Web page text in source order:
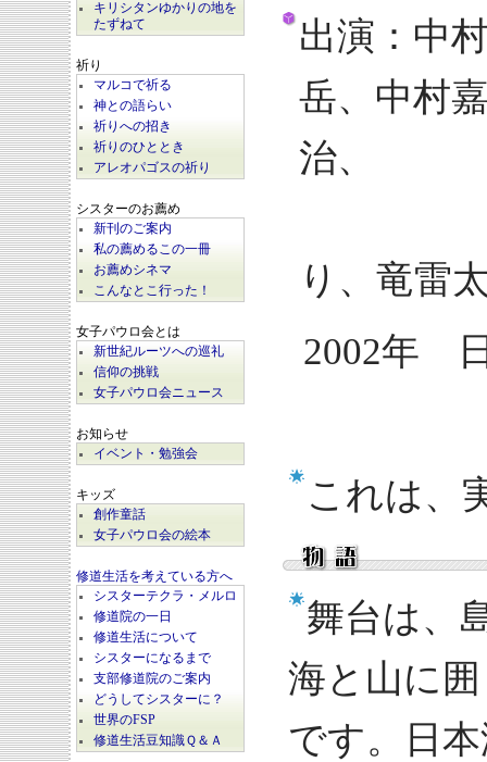
キリシタンゆかりの地を
たずねて
祈り
マルコで祈る
神との語らい
祈りへの招き
祈りのひととき
アレオパゴスの祈り
シスターのお薦め
新刊のご案内
私の薦めるこの一冊
お薦めシネマ
こんなとこ行った！
女子パウロ会とは
新世紀ルーツへの巡礼
信仰の挑戦
女子パウロ会ニュース
お知らせ
イベント・勉強会
キッズ
創作童話
女子パウロ会の絵本
修道生活を考えている方へ
シスターテクラ・メルロ
修道院の一日
修道生活について
シスターになるまで
支部修道院のご案内
どうしてシスターに？
世界のFSP
修道生活豆知識Ｑ＆Ａ
出演：中
岳、中村
治、
り、竜雷
2002年
これは、
舞台は、
海と山に
です。日